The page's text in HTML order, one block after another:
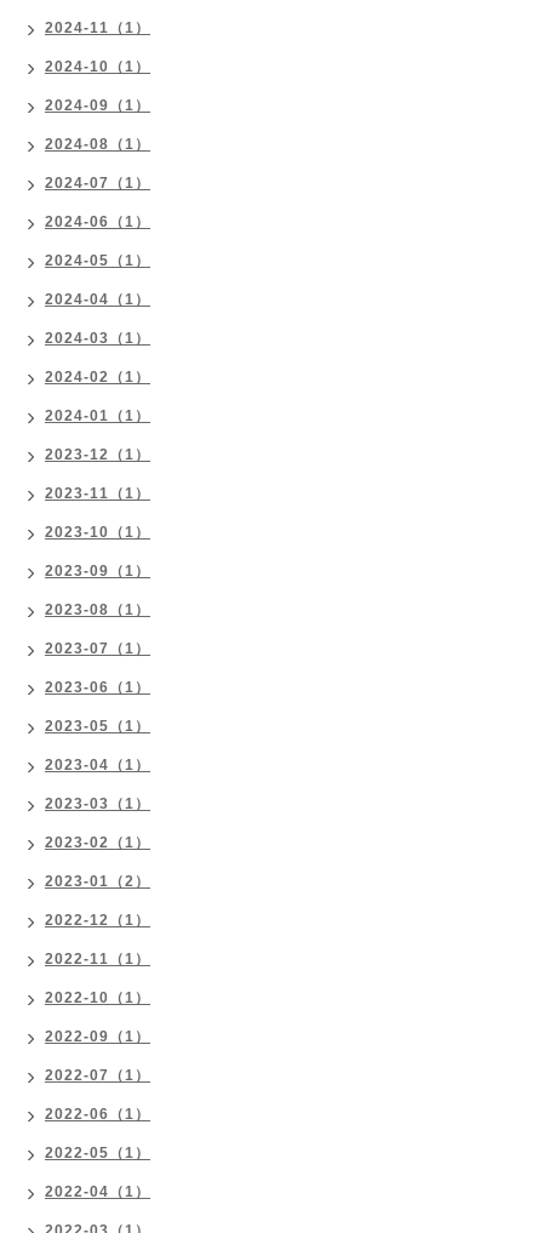
2024-11（1）
2024-10（1）
2024-09（1）
2024-08（1）
2024-07（1）
2024-06（1）
2024-05（1）
2024-04（1）
2024-03（1）
2024-02（1）
2024-01（1）
2023-12（1）
2023-11（1）
2023-10（1）
2023-09（1）
2023-08（1）
2023-07（1）
2023-06（1）
2023-05（1）
2023-04（1）
2023-03（1）
2023-02（1）
2023-01（2）
2022-12（1）
2022-11（1）
2022-10（1）
2022-09（1）
2022-07（1）
2022-06（1）
2022-05（1）
2022-04（1）